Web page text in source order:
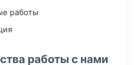
работы
работы с нами